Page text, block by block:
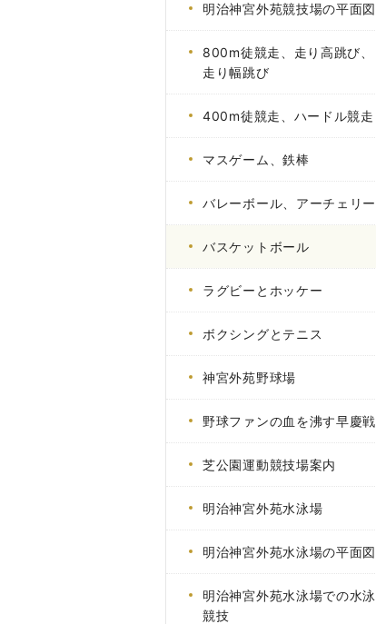
明治神宮外苑競技場の平面図
800m徒競走、走り高跳び、
走り幅跳び
400m徒競走、ハードル競走
マスゲーム、鉄棒
バレーボール、アーチェリー
バスケットボール
ラグビーとホッケー
ボクシングとテニス
神宮外苑野球場
野球ファンの血を沸す早慶戦
芝公園運動競技場案内
明治神宮外苑水泳場
明治神宮外苑水泳場の平面図
明治神宮外苑水泳場での水泳
競技